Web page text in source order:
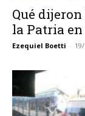
Qué
la Patria en
Ezequiel Boetti -